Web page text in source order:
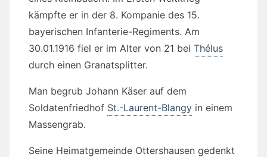
kämpfte er in der 8. Kompanie des 15.
bayerischen Infanterie-Regiments. Am
30.01.1916 fiel er im Alter von 21 bei Thélus
durch einen Granatsplitter.
Man begrub Johann Käser auf dem
Soldatenfriedhof St.-Laurent-Blangy in einem
Massengrab.
Seine Heimatgemeinde Ottershausen gedenkt